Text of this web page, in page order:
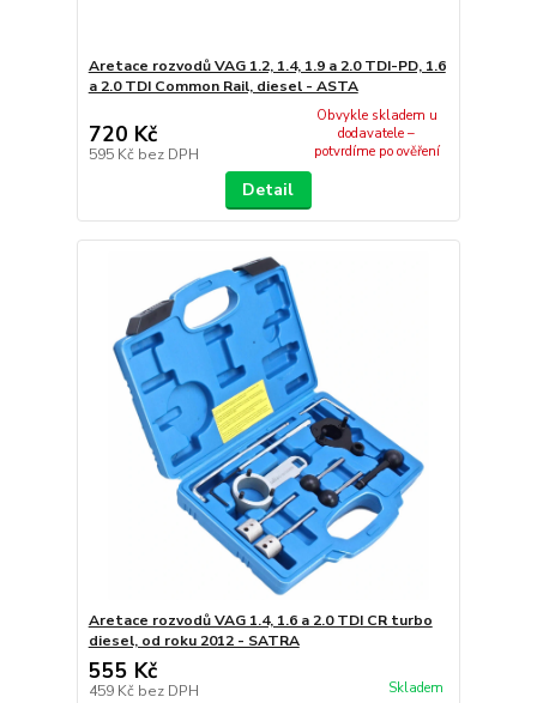
Aretace rozvodů VAG 1.2, 1.4, 1.9 a 2.0 TDI-PD, 1.6
a 2.0 TDI Common Rail, diesel - ASTA
720 Kč
595 Kč bez DPH
Obvykle skladem u
dodavatele –
potvrdíme po ověření
Detail
Aretace rozvodů VAG 1.4, 1.6 a 2.0 TDI CR turbo
diesel, od roku 2012 - SATRA
555 Kč
459 Kč bez DPH Skladem